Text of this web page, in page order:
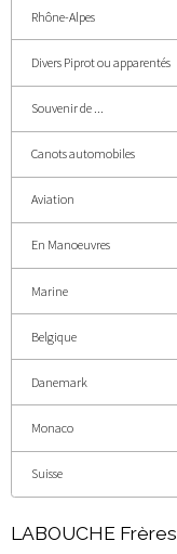
Rhône-Alpes
Divers Piprot ou apparentés
Souvenir de ...
Canots automobiles
Aviation
En Manoeuvres
Marine
Belgique
Danemark
Monaco
Suisse
LABOUCHE Frères